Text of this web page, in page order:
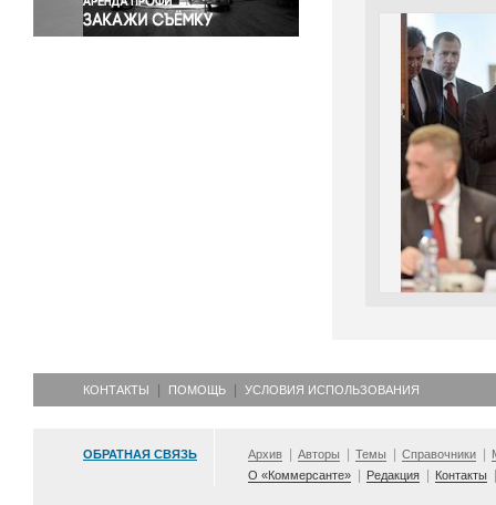
КОНТАКТЫ ПОМОЩЬ УСЛОВИЯ ИСПОЛЬЗОВАНИЯ
ОБРАТНАЯ СВЯЗЬ Архив Авторы Темы Справочники
О «Коммерсанте»
Редакция Контакты